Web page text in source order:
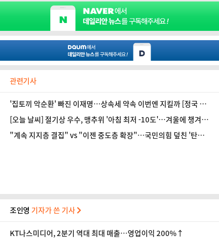
관련기사
'집토끼 악순환' 빠진 이재명…상속세 약속 이번엔 지킬까 [정국 기
상대]
[오늘 날씨] 절기상 우수, 맹추위 '아침 최저 -10도'…겨울에 챙겨먹
어야 하는 영양제
"계속 지지층 결집" vs "이젠 중도층 확장"…국민의힘 덮친 '탄핵·
조인영 기자가 쓴 기사
KT나스미디어, 2분기 역대 최대 매출…영업이익 200%↑